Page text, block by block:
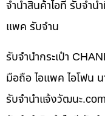
จำนำสินค้าไอที รับจำน
แพค รับจำน
รับจำนำกระเป๋า
มือถือ ไอแพค ไอโฟน
รับจํานําแจ้งวัฒนะ